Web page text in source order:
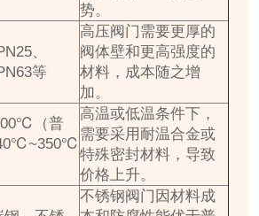
势。
、
等
高压阀门需要更厚的
阀体壁和更高强度的
材料，成本随之增
加。
（普
高温或低温条件下，
需要采用耐温合金或
特殊密封材料，导致
价格上升。
不锈钢阀门因材料成